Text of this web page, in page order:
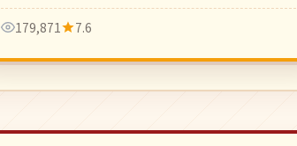
客。
179,871
7.6